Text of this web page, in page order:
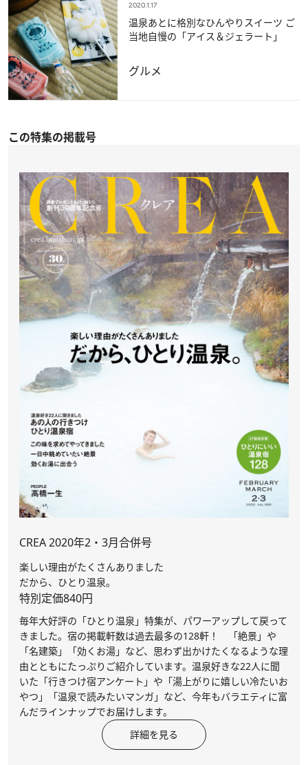
2020.1.17
温泉あとに格別なひんやりスイーツ ご
当地自慢の「アイス＆ジェラート」
グルメ
この特集の掲載号
CREA 2020年2・3月合併号
楽しい理由がたくさんありました
だから、ひとり温泉。
特別定価840円
毎年大好評の「ひとり温泉」特集が、パワーアップして戻って
きました。宿の掲載軒数は過去最多の128軒！ 「絶景」や
「名建築」「効くお湯」など、思わず出かけたくなるような理
由とともにたっぷりご紹介しています。温泉好きな22人に聞
いた「行きつけ宿アンケート」や「湯上がりに嬉しい冷たいお
やつ」「温泉で読みたいマンガ」など、今年もバラエティに富
んだラインナップでお届けします。
詳細を見る